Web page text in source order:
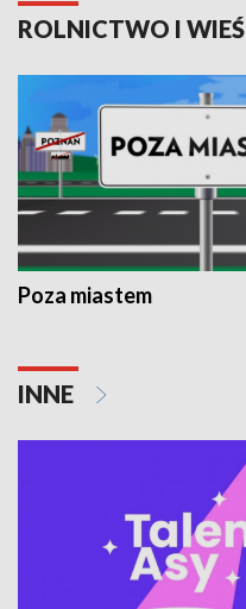
ROLNICTWO I WIEŚ
Poza miastem
INNE